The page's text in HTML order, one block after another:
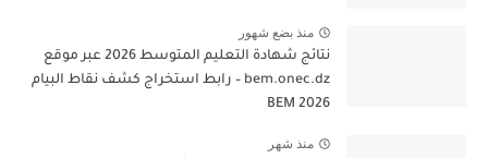
منذ بضع شهور
نتائج شهادة التعليم المتوسط 2026 عبر موقع
bem.onec.dz – رابط استخراج كشف نقاط البيام
BEM 2026
منذ شهر